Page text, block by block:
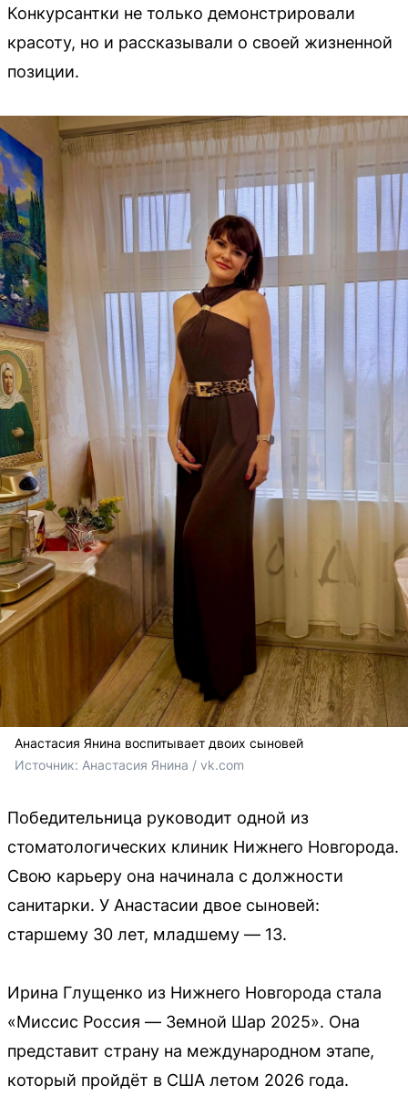
Конкурсантки не только демонстрировали
красоту, но и рассказывали о своей жизненной
позиции.
Анастасия Янина воспитывает двоих сыновей
Источник: Анастасия Янина / vk.com
Победительница руководит одной из
стоматологических клиник Нижнего Новгорода.
Свою карьеру она начинала с должности
санитарки. У Анастасии двое сыновей:
старшему 30 лет, младшему — 13.
Ирина Глущенко из Нижнего Новгорода стала
«Миссис Россия — Земной Шар 2025». Она
представит страну на международном этапе,
который пройдёт в США летом 2026 года.